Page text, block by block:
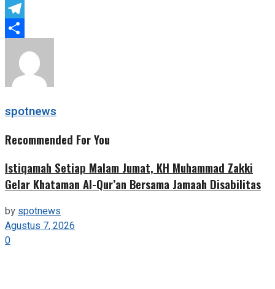
Twitter
Telegram
Share
spotnews
Recommended For You
Istiqamah Setiap Malam Jumat, KH Muhammad Zakki
Gelar Khataman Al-Qur’an Bersama Jamaah Disabilitas
by spotnews
Agustus 7, 2026
0